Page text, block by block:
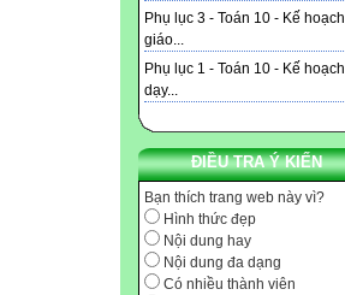
Phụ lục 3 - Toán 10 - Kế hoạch
giáo...
Phụ lục 1 - Toán 10 - Kế hoạch
dạy...
ĐIỀU TRA Ý KIẾN
Bạn thích trang web này vì?
Hình thức đẹp
Nội dung hay
Nội dung đa dạng
Có nhiều thành viên